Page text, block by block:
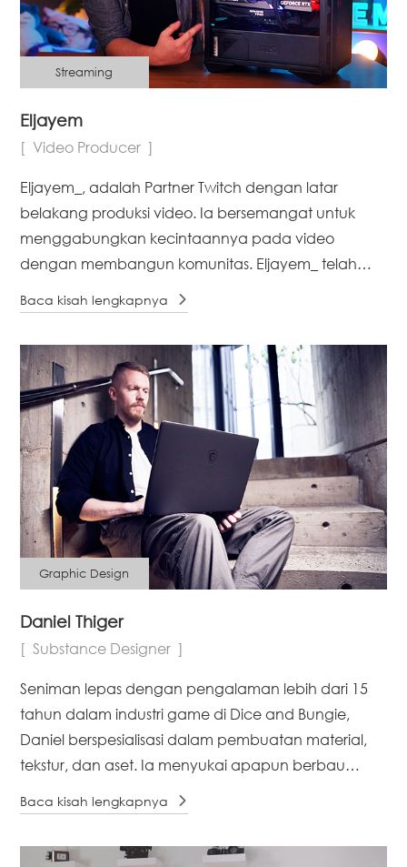
Streaming
Eljayem
Video Producer
Eljayem_, adalah Partner Twitch dengan latar
belakang produksi video. Ia bersemangat untuk
menggabungkan kecintaannya pada video
dengan membangun komunitas. Eljayem_ telah
bermain video game sejak dia cukup besar untuk
mencuri Brothers GameBoy Colour, salinan Pokemon
Blue, dan secara tidak sengaja [...]
Baca kisah lengkapnya
Graphic Design
Daniel Thiger
Substance Designer
Seniman lepas dengan pengalaman lebih dari 15
tahun dalam industri game di Dice and Bungie,
Daniel berspesialisasi dalam pembuatan material,
tekstur, dan aset. Ia menyukai apapun berbau
waktu luangnya untuk bereksperimen dalam
Baca kisah lengkapnya